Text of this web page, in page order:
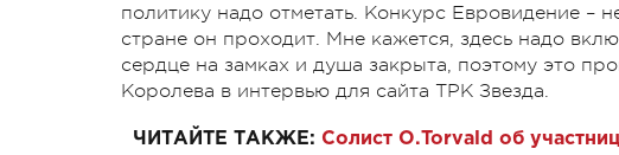
политику надо отметать. Конкурс Евровидение –
стране он проходит. Мне кажется, здесь надо
сердце на замках и душа закрыта, поэтому это
Королева в интервью для сайта ТРК Звезда.
ЧИТАЙТЕ ТАКЖЕ: Солист О.Torvald об